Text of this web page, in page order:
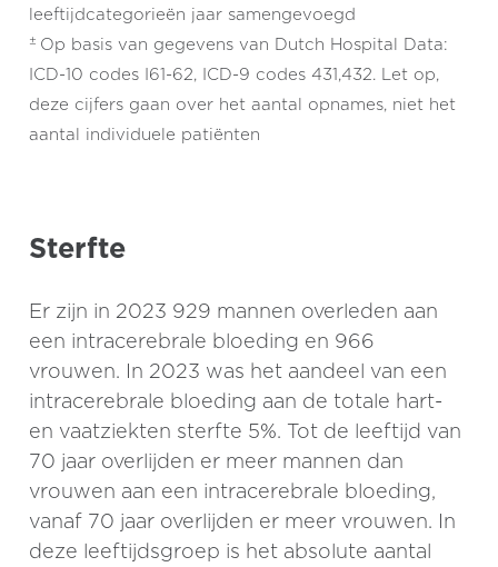
leeftijdcategorieën jaar samengevoegd
± Op basis van gegevens van Dutch Hospital Data:
ICD-10 codes I61-62, ICD-9 codes 431,432. Let op,
deze cijfers gaan over het aantal opnames, niet het
aantal individuele patiënten
Sterfte
Er zijn in 2023 929 mannen overleden aan
een intracerebrale bloeding en 966
vrouwen. In 2023 was het aandeel van een
intracerebrale bloeding aan de totale hart-
en vaatziekten sterfte 5%. Tot de leeftijd van
70 jaar overlijden er meer mannen dan
vrouwen aan een intracerebrale bloeding,
vanaf 70 jaar overlijden er meer vrouwen. In
deze leeftijdsgroep is het absolute aantal